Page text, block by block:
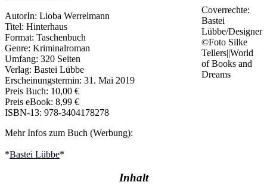
Coverrechte:
Bastei
Lübbe/Designer
©Foto Silke
Tellers||World
of Books and
Dreams
AutorIn: Lioba Werrelmann
Titel: Hinterhaus
Format: Taschenbuch
Genre: Kriminalroman
Umfang: 320 Seiten
Verlag: Bastei Lübbe
Erscheinungstermin: 31. Mai 2019
Preis Buch: 10,00 €
Preis eBook: 8,99 €
ISBN-13: 978-3404178278
Mehr Infos zum Buch (Werbung):
*Bastei Lübbe*
Inhalt